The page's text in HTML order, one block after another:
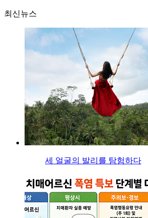
최신뉴스
세 얼굴의 발리를 탐험하다